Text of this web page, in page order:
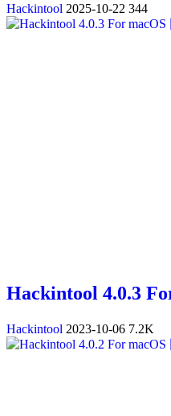
Hackintool 2025-10-22 344
Hackintool 4.0.3
Hackintool 2023-10-06 7.2K